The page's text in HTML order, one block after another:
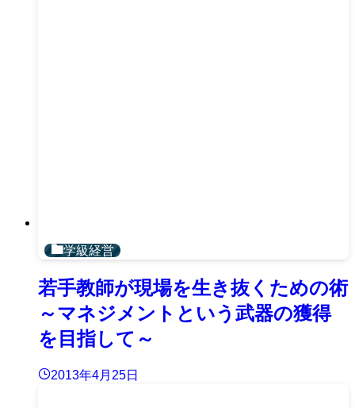
学級経営
若手教師が現場を生き抜くための術
～マネジメントという武器の獲得
を目指して～
2013年4月25日